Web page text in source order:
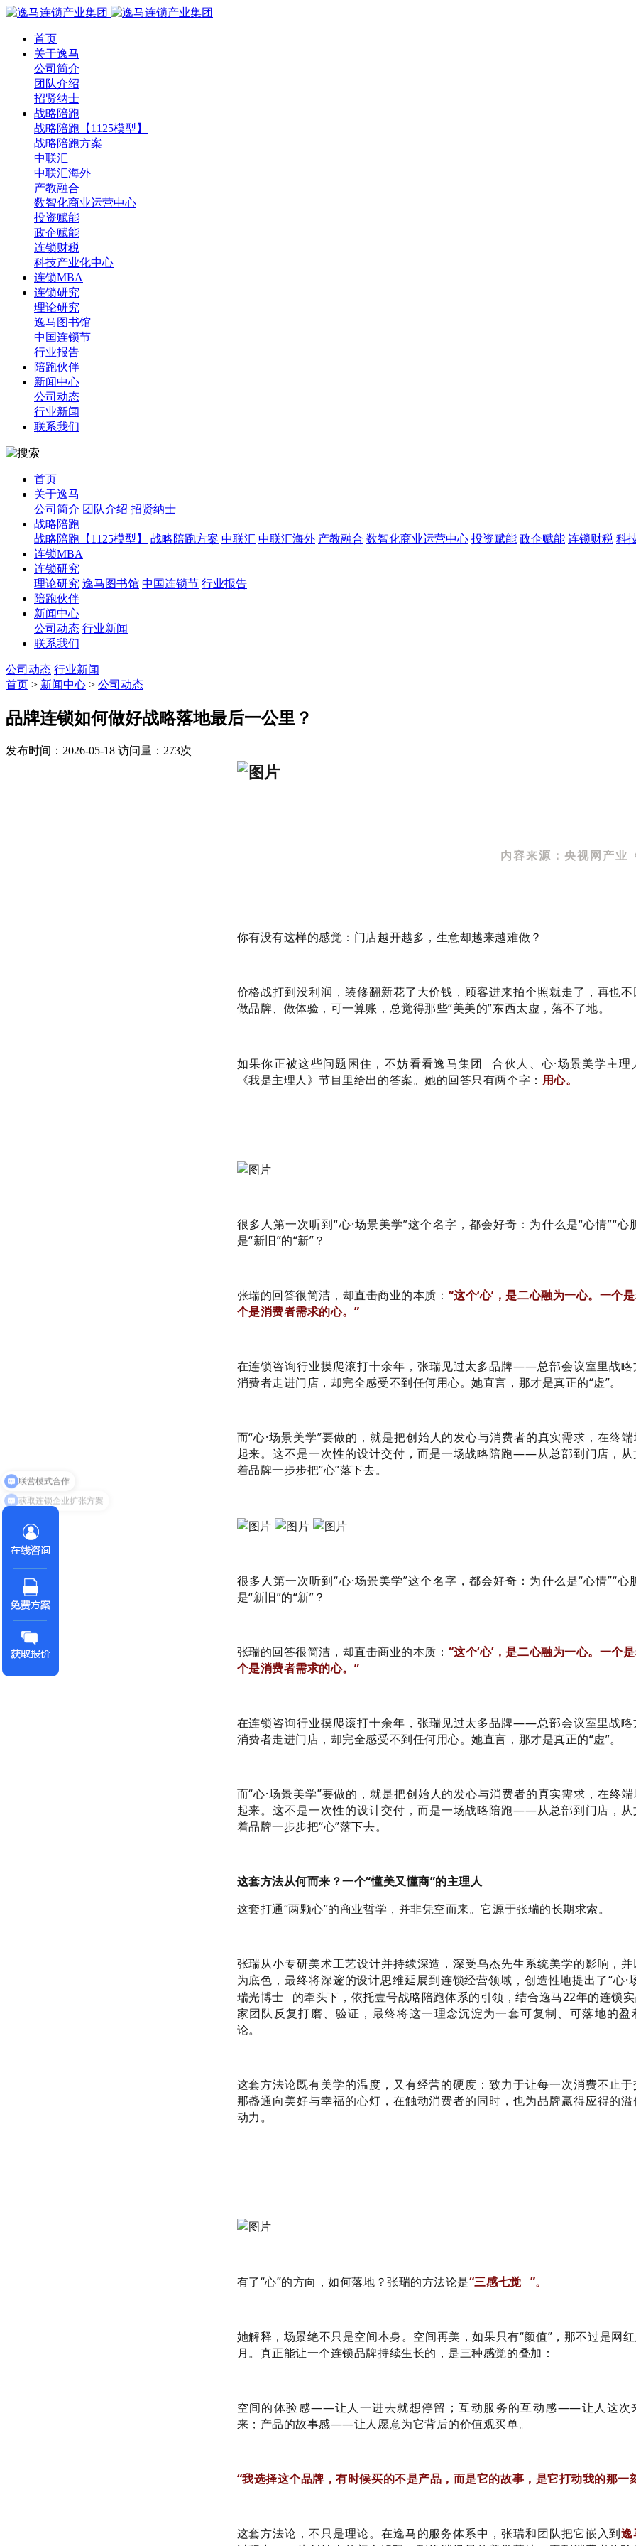
首页
关于逸马
公司简介
团队介绍
招贤纳士
战略陪跑
战略陪跑【1125模型】
战略陪跑方案
中联汇
中联汇海外
产教融合
数智化商业运营中心
投资赋能
政企赋能
连锁财税
科技产业化中心
连锁MBA
连锁研究
理论研究
逸马图书馆
中国连锁节
行业报告
陪跑伙伴
新闻中心
公司动态
行业新闻
联系我们
首页
关于逸马
公司简介 团队介绍 招贤纳士
战略陪跑
战略陪跑【1125模型】
战略陪跑方案 中联汇 中联汇海外 产教融合 数智化商业运营中心 投资赋能 政企赋能 连锁财税 科
连锁MBA
连锁研究
理论研究 逸马图书馆 中国连锁节 行业报告
陪跑伙伴
新闻中心
公司动态 行业新闻
联系我们
公司动态 行业新闻
首页 > 新闻中心 > 公司动态
品牌连锁如何做好战略落地最后一公里？
发布时间：2026-05-18 访问量：273次
内容来源：央视网产业《
你有没有这样的感觉：门店越开越多，生意却越来越难做？
价格战打到没利润，装修翻新花了大价钱，顾客进来拍个照就走了，再也
做品牌、做体验，可一算账，总觉得那些“美美的”东西太虚，落不了地。
如果你正被这些问题困住，不妨看看逸马集团
合伙人、心·场景美学主
《我是主理人》节目里给出的答案。她的回答只有两个字： 用心。
很多人第一次听到“心·场景美学”这个名字，都会好奇：为什么是“心情”“心
是“新旧”的“新”？
张瑞的回答很简洁，却直击商业的本质： “这个‘心’，是二心融为一心。一个
个是消费者需求的心。”
在连锁咨询行业摸爬滚打十余年，张瑞见过太多品牌——总部会议室里战略
消费者走进门店，却完全感受不到任何用心。她直言，那才是真正的“虚”。
而“心·场景美学”要做的，就是把创始人的发心与消费者的真实需求，在终
起来。这不是一次性的设计交付，而是一场战略陪跑——从总部到门店，从
着品牌一步步把“心”落下去。
很多人第一次听到“心·场景美学”这个名字，都会好奇：为什么是“心情”“心
是“新旧”的“新”？
张瑞的回答很简洁，却直击商业的本质： “这个‘心’，是二心融为一心。一个
个是消费者需求的心。”
在连锁咨询行业摸爬滚打十余年，张瑞见过太多品牌——总部会议室里战略
消费者走进门店，却完全感受不到任何用心。她直言，那才是真正的“虚”。
而“心·场景美学”要做的，就是把创始人的发心与消费者的真实需求，在终
起来。这不是一次性的设计交付，而是一场战略陪跑——从总部到门店，从
着品牌一步步把“心”落下去。
这套方法从何而来？一个“懂美又懂商”的主理人
这套打通“两颗心”的商业哲学，并非凭空而来。它源于张瑞的长期求索。
张瑞从小专研美术工艺设计并持续深造，深受乌杰先生系统美学的影响，
为底色，最终将深邃的设计思维延展到连锁经营领域，创造性地提出了“心·
瑞光博士
的牵头下，依托壹号战略陪跑体系的引领，结合逸马22年的连锁
家团队反复打磨、验证，最终将这一理念沉淀为一套可复制、可落地的盈
论。
这套方法论既有美学的温度，又有经营的硬度：致力于让每一次消费不止
那盏通向美好与幸福的心灯，在触动消费者的同时，也为品牌赢得应得的
动力。
有了“心”的方向，如何落地？张瑞的方法论是“三感七觉 ”。
她解释，场景绝不只是空间本身。空间再美，如果只有“颜值”，那不过是网
月。真正能让一个连锁品牌持续生长的，是三种感觉的叠加：
空间的体验感——让人一进去就想停留；互动服务的互动感——让人这次
来；产品的故事感——让人愿意为它背后的价值观买单。
“我选择这个品牌，有时候买的不是产品，而是它的故事，是它打动我的那一
这套方法论，不只是理论。在逸马的服务体系中，张瑞和团队把它嵌入到